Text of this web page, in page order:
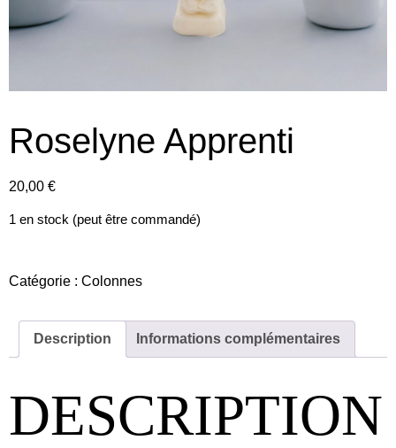
Roselyne Apprenti
20,00 €
1 en stock (peut être commandé)
Catégorie : Colonnes
Description Informations complémentaires
DESCRIPTION